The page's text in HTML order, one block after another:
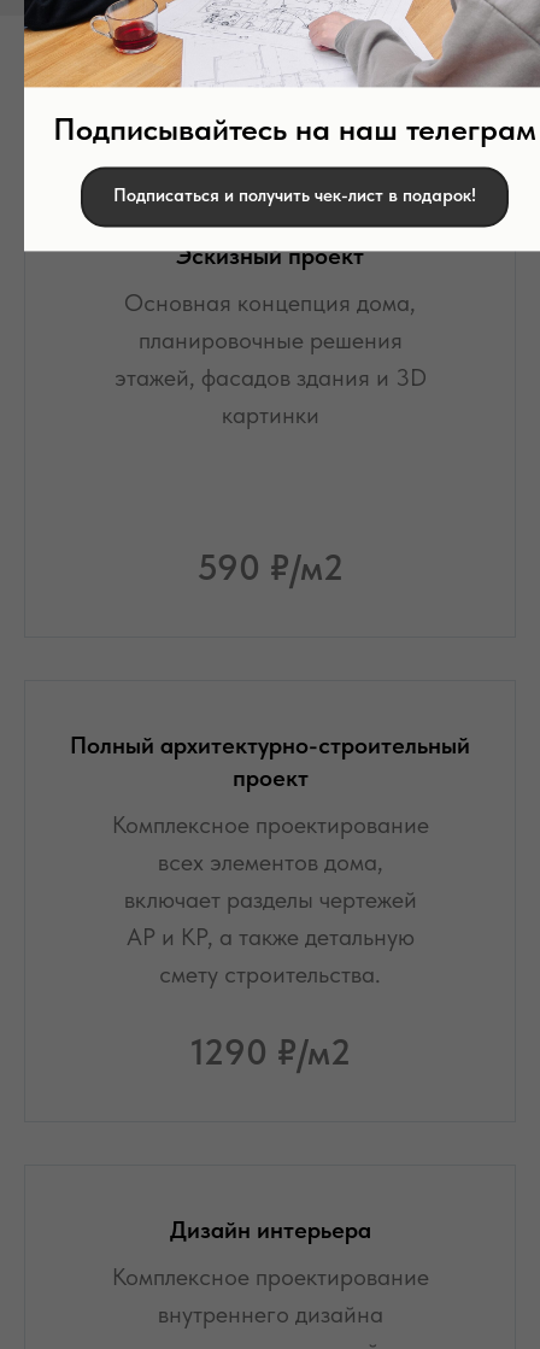
Расценки на проектные
работы
Эскизный проект
Основная концепция дома,
планировочные решения
этажей, фасадов здания и 3D
картинки
590 ₽/м2
Полный архитектурно-строительный
проект
Комплексное проектирование
всех элементов дома,
включает разделы чертежей
АР и КР, а также детальную
смету строительства.
1290 ₽/м2
Дизайн интерьера
Комплексное проектирование
внутреннего дизайна
Подписывайтесь на наш телеграм
Подписаться и получить чек-лист в подарок!